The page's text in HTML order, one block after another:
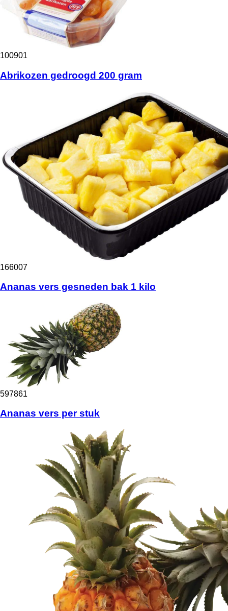
100901
Abrikozen gedroogd 200 gram
166007
Ananas vers gesneden bak 1 kilo
597861
Ananas vers per stuk